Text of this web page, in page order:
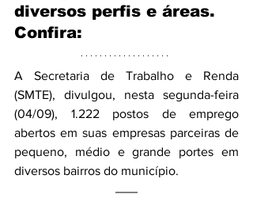
diversos perfis e áreas.
Confira:
A Secretaria de Trabalho e Renda
(SMTE), divulgou, nesta segunda-feira
(04/09), 1.222 postos de emprego
abertos em suas empresas parceiras de
pequeno, médio e grande portes em
diversos bairros do município.